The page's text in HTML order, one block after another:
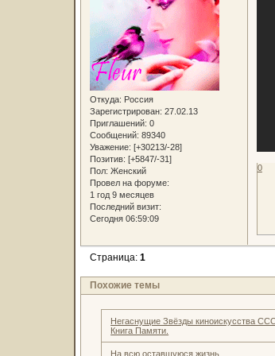
Откуда: Россия
Зарегистрирован: 27.02.13
Приглашений: 0
Сообщений: 89340
Уважение: [+30213/-28]
Позитив: [+5847/-31]
Пол: Женский
Провел на форуме:
1 год 9 месяцев
Последний визит:
Сегодня 06:59:09
0
Страница: 1
Похожие темы
Негаснущие Звёзды киноискусства
Книга Памяти.
На всю оставшуюся жизнь